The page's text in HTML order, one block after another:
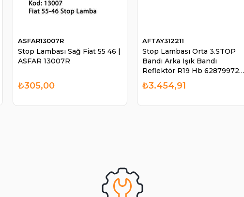
Stop Lambası Sağ Fiat 55 46 |
ASFAR 13007R
ASFAR13007R
₺305,00
Stop Lambası Orta 3.STOP
Bandı Arka Işık Bandı
Reflektör R19 Hb 628799723
7702127038 RN7559
7711130015 | AFT AY312211
AFTAY312211
₺3.454,91